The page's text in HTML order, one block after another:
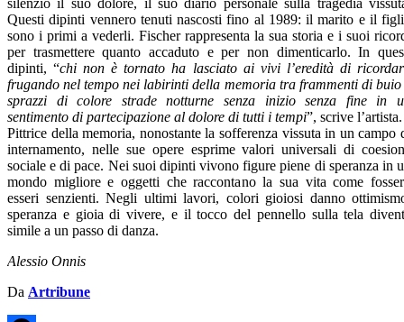
Questi dipinti vennero tenuti nascosti fino al 1989: il marito e il
sono i primi a vederli. Fischer rappresenta la sua storia e i suoi
per trasmettere quanto accaduto e per non dimenticarlo. In
dipinti, “chi non è tornato ha lasciato ai vivi l’eredità di
frugando nel tempo nei labirinti della memoria tra frammenti di buio
sprazzi di colore strade notturne senza inizio senza fine in
sentimento di partecipazione al dolore di tutti i tempi”, scrive l’artista.
Pittrice della memoria, nonostante la sofferenza vissuta in un campo
internamento, nelle sue opere esprime valori universali di
sociale e di pace. Nei suoi dipinti vivono figure piene di speranza in
mondo migliore e oggetti che raccontano la sua vita come
esseri senzienti. Negli ultimi lavori, colori gioiosi danno
speranza e gioia di vivere, e il tocco del pennello sulla tela
simile a un passo di danza.
Alessio Onnis
Da Artribune